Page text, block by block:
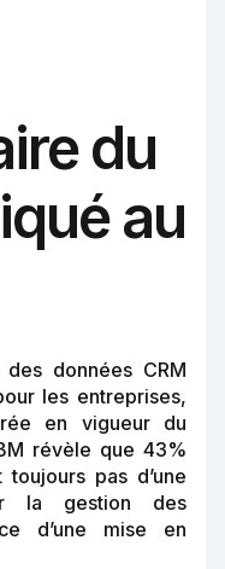
du
au
données CRM
les entreprises,
en vigueur du
révèle que 43%
pas d’une
la gestion des
d’une mise en